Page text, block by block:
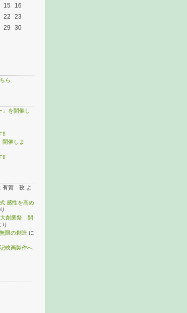
15
16
22
23
29
30
ら
」を開催し
!!
開催しま
!!
有賀 孜 よ
感性を高め
創業祭 開
り
限の創造 に
映画製作へ